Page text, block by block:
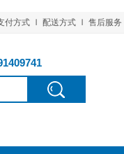
付方式 配送方式 售后服务